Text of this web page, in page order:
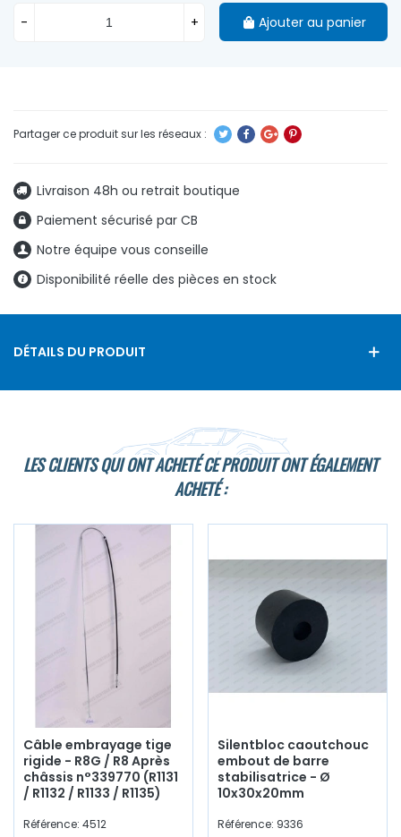
Livraison 48h ou retrait boutique
Paiement sécurisé par CB
Notre équipe vous conseille
Disponibilité réelle des pièces en stock
- + Ajouter au panier
DÉTAILS DU PRODUIT
LES CLIENTS QUI ONT ACHETÉ CE PRODUIT ONT ÉGALEMENT
ACHETÉ :
Câble embrayage tige
rigide - R8G / R8 Après
châssis n°339770 (R1131
/ R1132 / R1133 / R1135)
Référence: 4512
Silentbloc caoutchouc
embout de barre
stabilisatrice - Ø
10x30x20mm
Référence: 9336